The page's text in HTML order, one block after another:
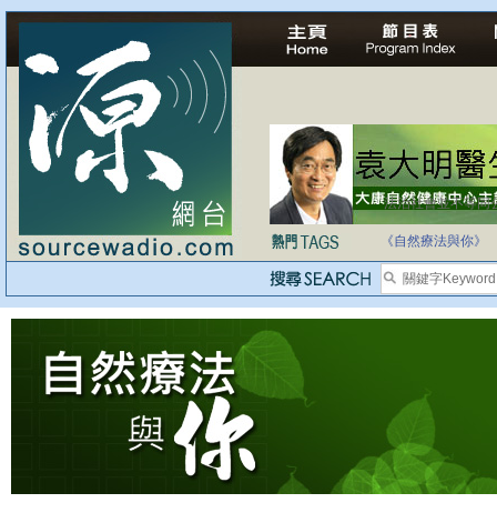
法治社會並不等同
《自然療法與你》